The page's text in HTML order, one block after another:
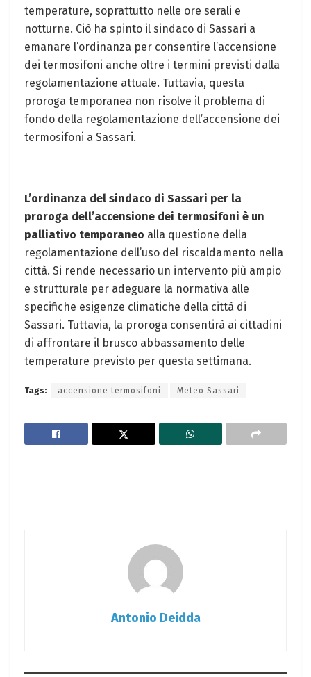
temperature, soprattutto nelle ore serali e
notturne. Ciò ha spinto il sindaco di Sassari a
emanare l’ordinanza per consentire l’accensione
dei termosifoni anche oltre i termini previsti dalla
regolamentazione attuale. Tuttavia, questa
proroga temporanea non risolve il problema di
fondo della regolamentazione dell’accensione dei
termosifoni a Sassari.
L’ordinanza del sindaco di Sassari per la
proroga dell’accensione dei termosifoni è un
palliativo temporaneo alla questione della
regolamentazione dell’uso del riscaldamento nella
città. Si rende necessario un intervento più ampio
e strutturale per adeguare la normativa alle
specifiche esigenze climatiche della città di
Sassari. Tuttavia, la proroga consentirà ai cittadini
di affrontare il brusco abbassamento delle
temperature previsto per questa settimana.
Tags: accensione termosifoni Meteo Sassari
Antonio Deidda